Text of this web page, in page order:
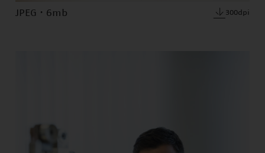
JPEG · 6mb 300dpi